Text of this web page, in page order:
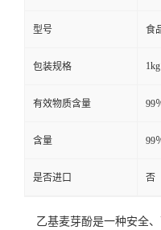
型号 食
包装规格 1kg
有效物质含量 99
含量 99
是否进口 否
乙基麦芽酚是一种安全